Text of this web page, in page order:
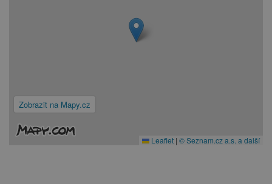
Zobrazit na Mapy.cz
Leaflet | © Seznam.cz a.s. a další